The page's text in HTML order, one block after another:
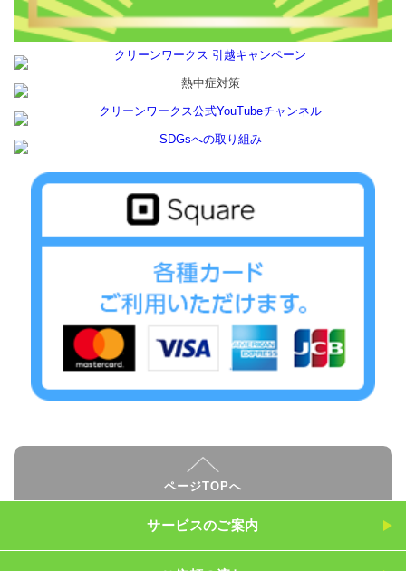
ページTOPへ
サービスのご案内